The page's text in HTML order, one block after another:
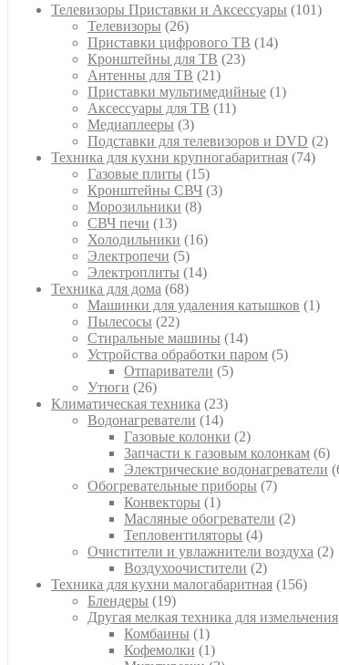
Телевизоры Приставки и Аксессуары 101101
Телевизоры 2626
товаров
Приставки цифрового ТВ 1414
Кронштейны для ТВ 2323
Антенны для ТВ 2121
товар
Приставки мультимедийные 11
Аксессуары для ТВ 1111
Медиаплееры 33
товара
Подставки для телевизоров и DVD 22
Техника для кухни крупногабаритная 7474
Газовые плиты 1515
товаров
Кронштейны СВЧ 33
Морозильники 88
СВЧ печи 1313
товаров
Холодильники 1616
Электропечи 55
товаров
Электроплиты 1414
Техника для дома 6868
товаров
Машинки для удаления катышков 11
Пылесосы 2222
товара
Стиральные машины 1414
товаров
Устройства обработки паром 55
Отпариватели 55
Утюги 2626
товаров
Климатическая техника 2323
товара
Водонагреватели 1414
товаров
Газовые колонки 22
товара
Запчасти к газовым колонкам 66
Электрические водонагреватели
Обогревательные приборы 77
Конвекторы 11
товар
Масляные обогреватели 22
Тепловентиляторы 44
товара
Очистители и увлажнители воздуха 22
Воздухоочистители 22
товара
Техника для кухни малогабаритная 156156
Блендеры 1919
товаров
Другая мелкая техника для измельчения
Комбаины 11
товар
Кофемолки 11